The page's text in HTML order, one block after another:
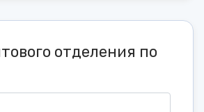
отделения по